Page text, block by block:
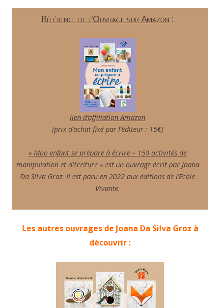
Référence de l’Ouvrage sur Amazon :
lien d’affiliation Amazon
(prix d’achat fixé par l’éditeur : 15€)
« Mon enfant se prépare à écrire – 150 activités de
manipulation et d’écriture » est un ouvrage écrit par Joana
Da Silva Groz. Il est paru en 2022 aux éditions de l’Ecole
Vivante.
Les autres ouvrages de Joana Da Silva Groz à
découvrir :